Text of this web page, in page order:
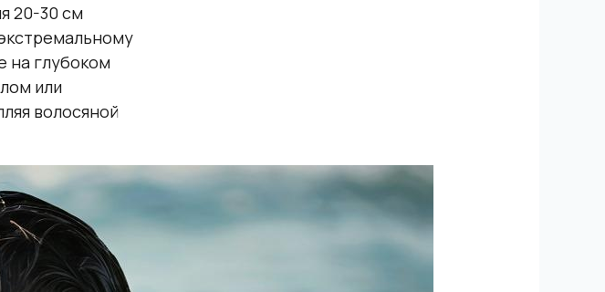
20-30 см
на глубоком
или
волосяной